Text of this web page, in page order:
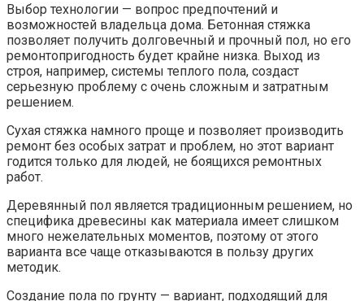
Выбор технологии — вопрос предпочтений и
возможностей владельца дома. Бетонная стяжка
позволяет получить долговечный и прочный пол, но его
ремонтопригодность будет крайне низка. Выход из
строя, например, системы теплого пола, создаст
серьезную проблему с очень сложным и затратным
решением.
Сухая стяжка намного проще и позволяет производить
ремонт без особых затрат и проблем, но этот вариант
годится только для людей, не боящихся ремонтных
работ.
Деревянный пол является традиционным решением, но
специфика древесины как материала имеет слишком
много нежелательных моментов, поэтому от этого
варианта все чаще отказываются в пользу других
методик.
Создание пола по грунту — вариант, подходящий для